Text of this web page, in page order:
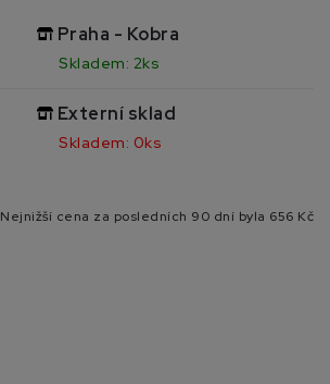
Praha - Kobra
Skladem: 2ks
Externí sklad
Skladem: 0ks
Nejnižší cena za posledních 90 dní byla 656 Kč